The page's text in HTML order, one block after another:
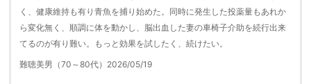
く、健康維持も有り青魚を捕り始めた。同時に発生した投薬量もあれか
ら変化無く、順調に体を動かし、脳出血した妻の車椅子介助を続行出来
てるのが有り難い。もっと効果を試したく、続けたい。
難聴美男（70～80代） 2026/05/19